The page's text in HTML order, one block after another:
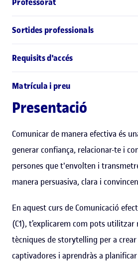
Sortides professionals
Requisits d'accés
Matrícula i preu
Presentació
Comunicar de manera efectiva és
generar confiança, relacionar-te i
persones que t'envolten i
manera persuasiva, clara i
En aquest curs de Comunicació
(C1), t’explicarem com pots
tècniques de storytelling per a
captivadores i aprendràs a